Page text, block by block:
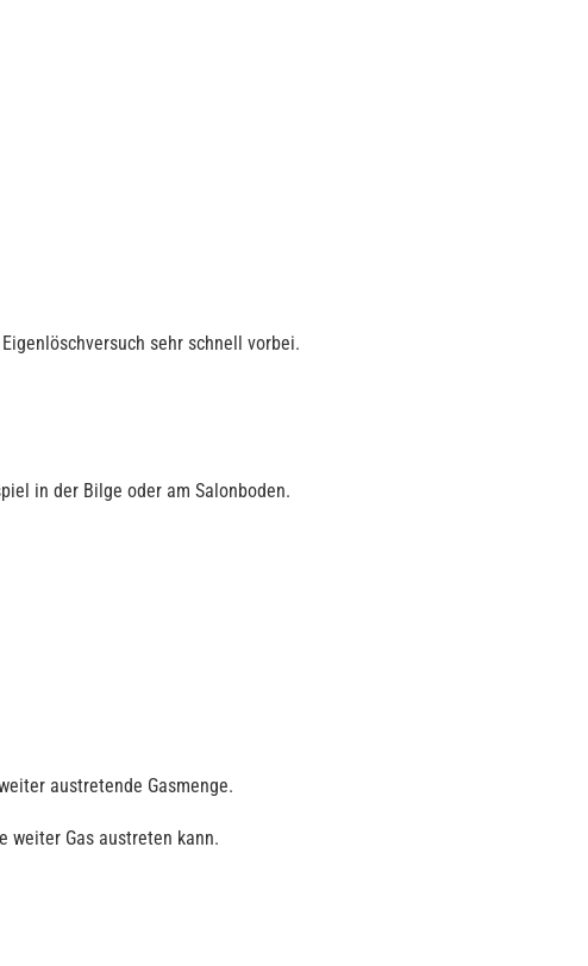
sehr schnell vorbei.
in der Bilge oder am Salonboden.
austretende Gasmenge.
weiter Gas austreten kann.